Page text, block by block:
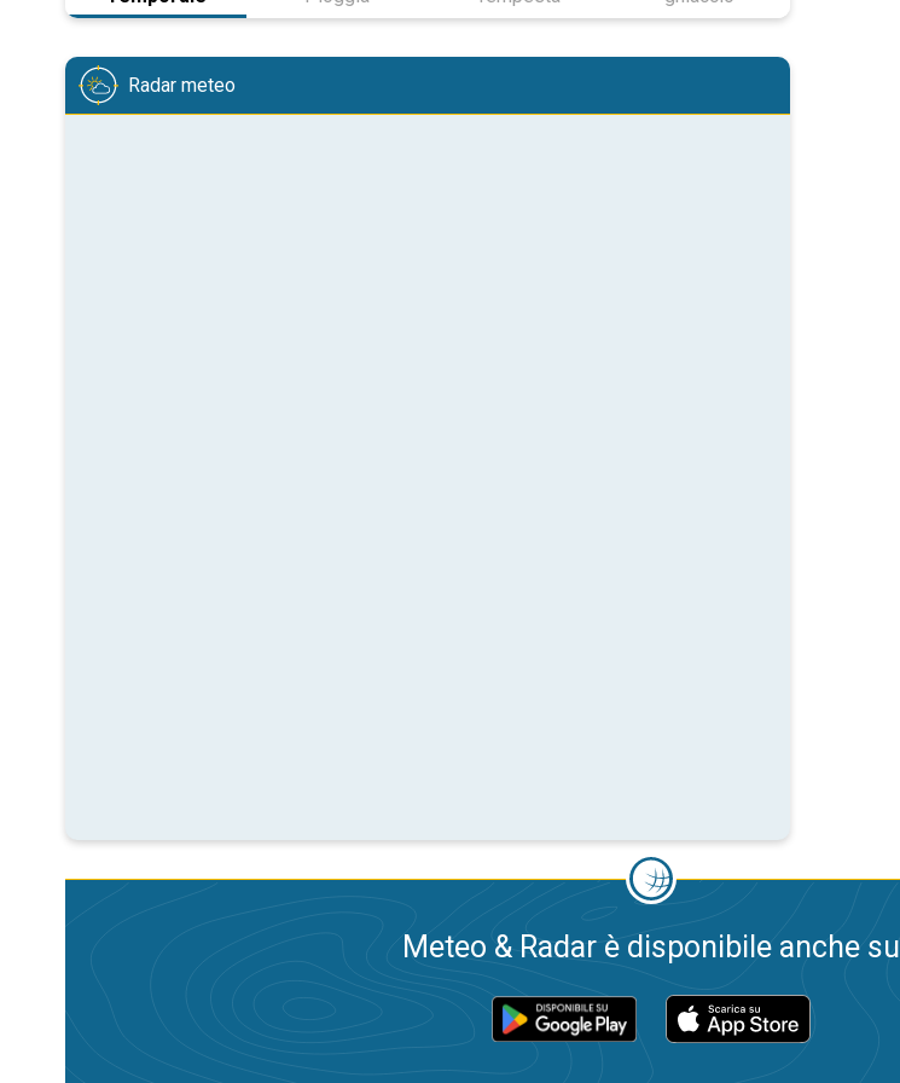
Radar meteo
Meteo & Radar è disponibile anche su